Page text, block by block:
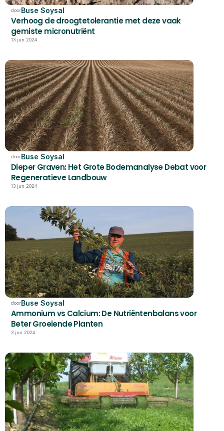
doorBuse Soysal
Verhoog de droogtetolerantie met deze vaak
gemiste micronutriënt
13 jun 2024
doorBuse Soysal
Dieper Graven: Het Grote Bodemanalyse Debat voor
Regeneratieve Landbouw
13 jun 2024
doorBuse Soysal
Ammonium vs Calcium: De Nutriëntenbalans voor
Beter Groeiende Planten
3 jun 2024